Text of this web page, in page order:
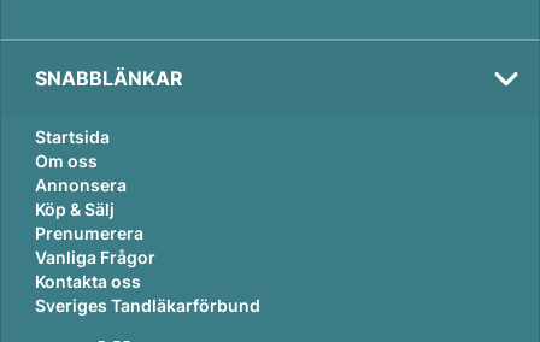
SNABBLÄNKAR
Startsida
Om oss
Annonsera
Köp & Sälj
Prenumerera
Vanliga Frågor
Kontakta oss
Sveriges Tandläkarförbund